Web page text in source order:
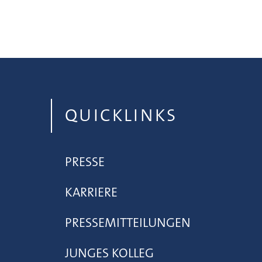
QUICKLINKS
PRESSE
KARRIERE
PRESSEMITTEILUNGEN
JUNGES KOLLEG